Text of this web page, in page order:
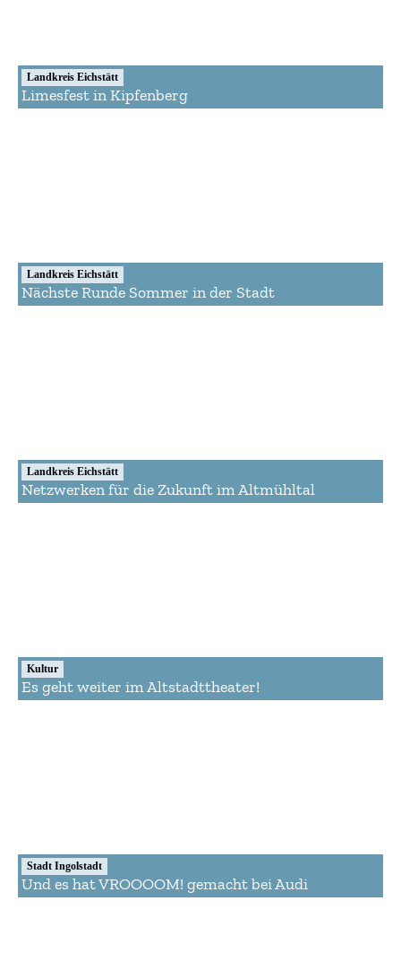
Landkreis Eichstätt
Limesfest in Kipfenberg
Landkreis Eichstätt
Nächste Runde Sommer in der Stadt
Landkreis Eichstätt
Netzwerken für die Zukunft im Altmühltal
Kultur
Es geht weiter im Altstadttheater!
Stadt Ingolstadt
Und es hat VROOOOM! gemacht bei Audi